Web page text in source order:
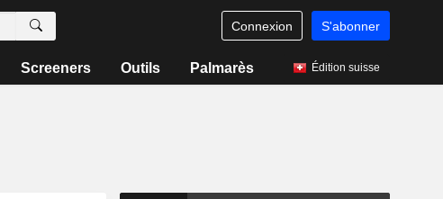
Connexion S'abonner
Screeners Outils Palmarès Édition suisse